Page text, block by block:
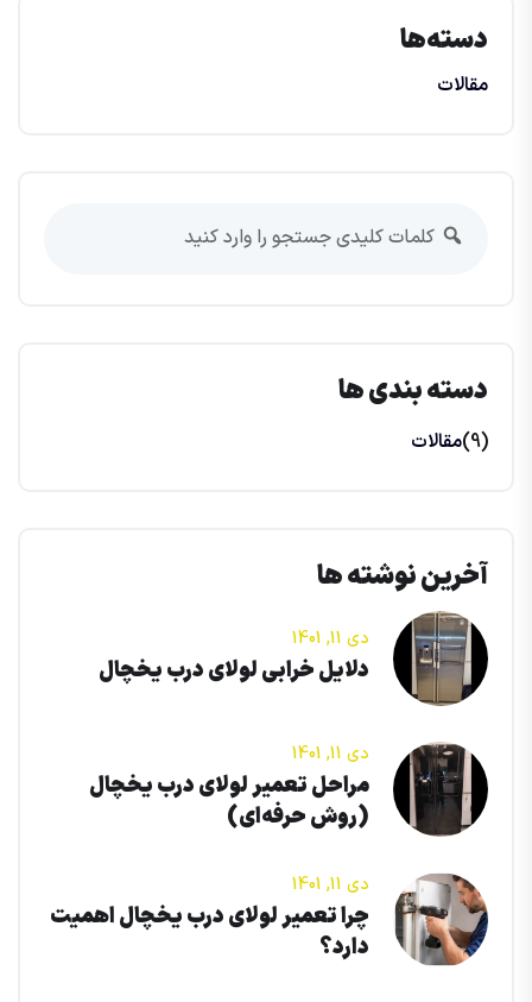
دسته‌ها
مقالات
دسته بندی ها
مقالات (9)
آخرین نوشته ها
دی 11, 1401
دلایل خرابی لولای درب یخچال
دی 11, 1401
مراحل تعمیر لولای درب یخچال
(روش حرفه‌ای)
دی 11, 1401
چرا تعمیر لولای درب یخچال اهمیت
دارد؟